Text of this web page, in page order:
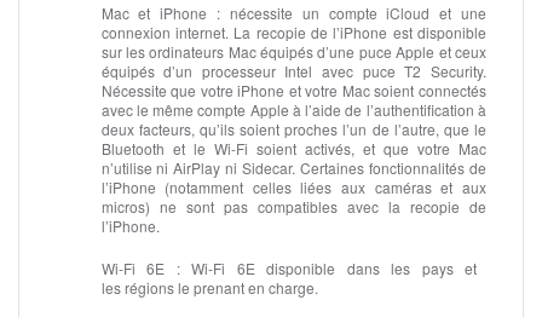
Mac et iPhone : nécessite un compte iCloud et une
connexion internet. La recopie de l’iPhone est disponible
sur les ordinateurs Mac équipés d’une puce Apple et ceux
équipés d’un processeur Intel avec puce T2 Security.
Nécessite que votre iPhone et votre Mac soient connectés
avec le même compte Apple à l’aide de l’authentification à
deux facteurs, qu’ils soient proches l’un de l’autre, que le
Bluetooth et le Wi-Fi soient activés, et que votre Mac
n’utilise ni AirPlay ni Sidecar. Certaines fonctionnalités de
l’iPhone (notamment celles liées aux caméras et aux
micros) ne sont pas compatibles avec la recopie de
l’iPhone.
Wi‑Fi 6E :Wi-Fi 6E disponible dans les pays et
les régions le prenant en charge.